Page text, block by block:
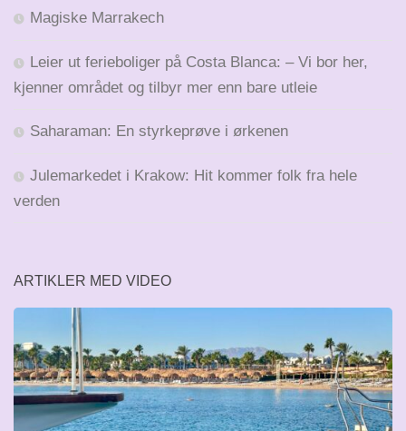
Magiske Marrakech
Leier ut ferieboliger på Costa Blanca: – Vi bor her,
kjenner området og tilbyr mer enn bare utleie
Saharaman: En styrkeprøve i ørkenen
Julemarkedet i Krakow: Hit kommer folk fra hele
verden
ARTIKLER MED VIDEO